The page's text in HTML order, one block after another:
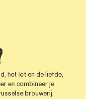
het lot en de liefde,
en combineer je
brouwerij.